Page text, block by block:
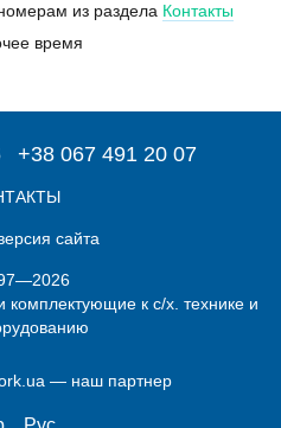
из раздела Контакты
время
+38 067 491 20 07
сайта
комплектующие к с/х. технике и
— наш партнер